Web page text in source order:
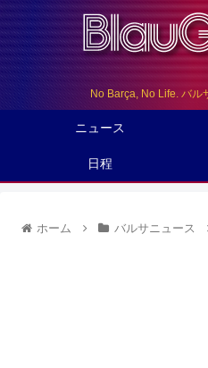
No Barça, No Life. バル
ニュース
日程
ホーム バルサニュース